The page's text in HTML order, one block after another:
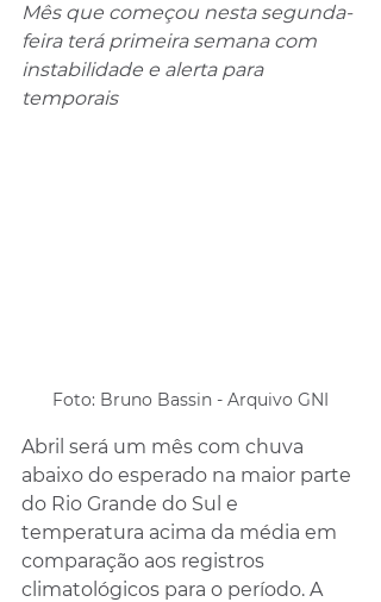
Mês que começou nesta segunda-
feira terá primeira semana com
instabilidade e alerta para
temporais
Foto: Bruno Bassin - Arquivo GNI
Abril será um mês com chuva
abaixo do esperado na maior parte
do Rio Grande do Sul e
temperatura acima da média em
comparação aos registros
climatológicos para o período. A